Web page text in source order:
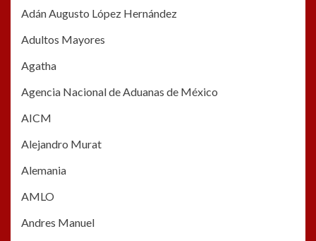
Adán Augusto López Hernández
Adultos Mayores
Agatha
Agencia Nacional de Aduanas de México
AICM
Alejandro Murat
Alemania
AMLO
Andres Manuel